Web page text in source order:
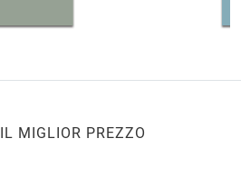
MIGLIOR PREZZO